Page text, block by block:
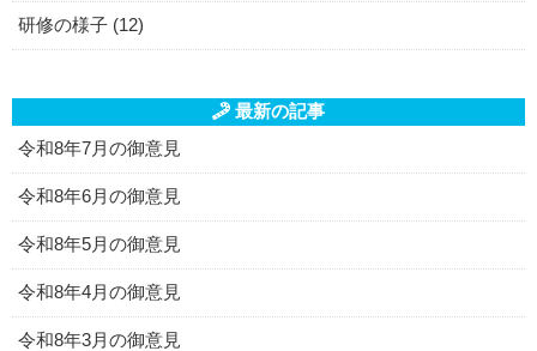
研修の様子 (12)
最新の記事
令和8年7月の御意見
令和8年6月の御意見
令和8年5月の御意見
令和8年4月の御意見
令和8年3月の御意見